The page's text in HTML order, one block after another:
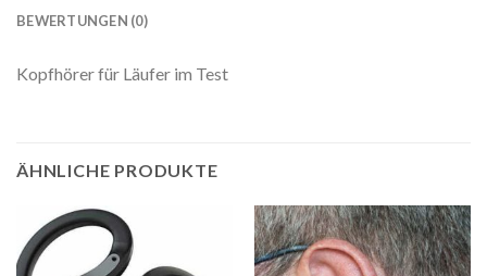
BEWERTUNGEN (0)
Kopfhörer für Läufer im Test
ÄHNLICHE PRODUKTE